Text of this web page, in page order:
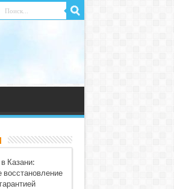
Казани: